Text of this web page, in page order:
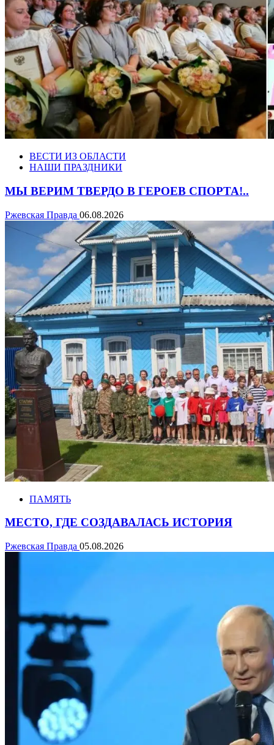
ВЕСТИ ИЗ ОБЛАСТИ
НАШИ ПРАЗДНИКИ
МЫ ВЕРИМ ТВЕРДО В ГЕРОЕВ СПОРТА!..
Ржевская Правда 06.08.2026
ПАМЯТЬ
МЕСТО, ГДЕ СОЗДАВАЛАСЬ ИСТОРИЯ
Ржевская Правда 05.08.2026